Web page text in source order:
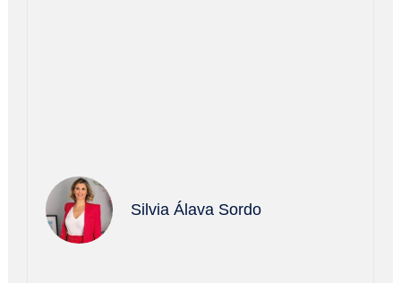
Silvia Álava Sordo